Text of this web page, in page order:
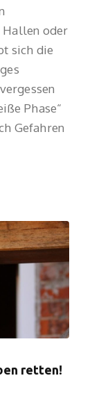
oder
sich die
Phase“
Gefahren
retten!